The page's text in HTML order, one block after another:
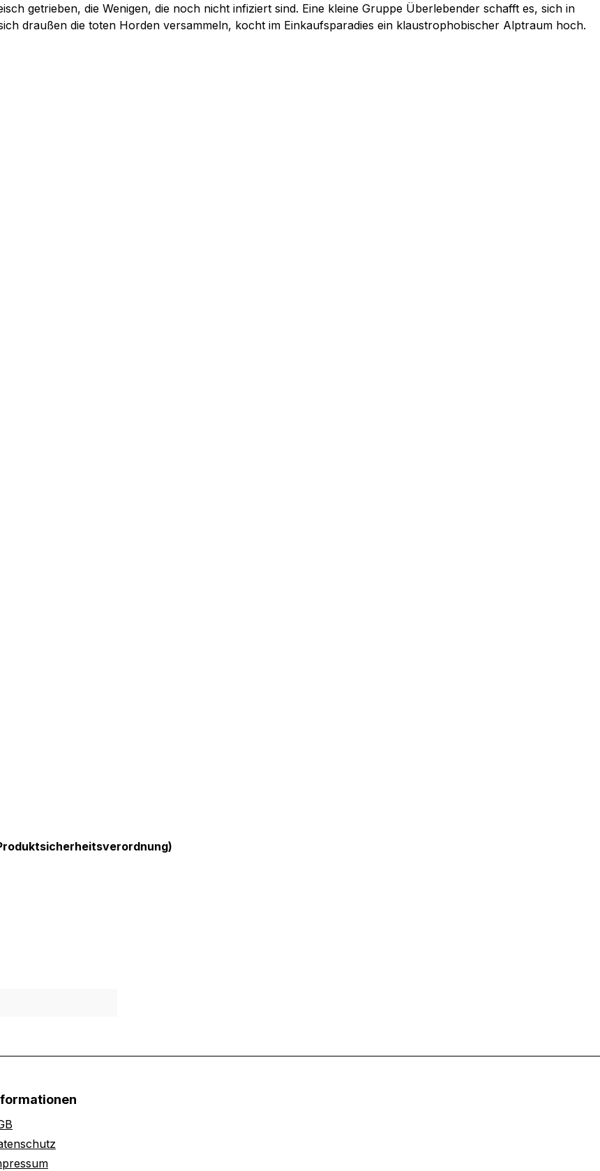
getrieben, die Wenigen, die noch nicht infiziert sind. Eine kleine Gruppe Überlebender schafft es, sich in
draußen die toten Horden versammeln, kocht im Einkaufsparadies ein klaustrophobischer Alptraum hoch.